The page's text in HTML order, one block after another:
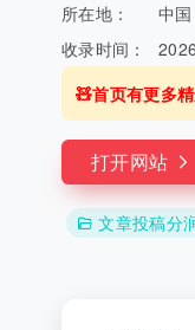
所在地：
中国
收录时间：
🧸首页有更多
打开网站
文章投稿分